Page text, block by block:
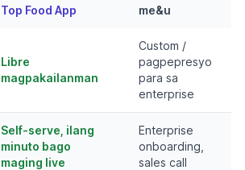
Top Food App me&u
Libre
magpakailanman
Custom /
pagpepresyo
para sa
enterprise
Self-serve, ilang
minuto bago
maging live
Enterprise
onboarding,
sales call